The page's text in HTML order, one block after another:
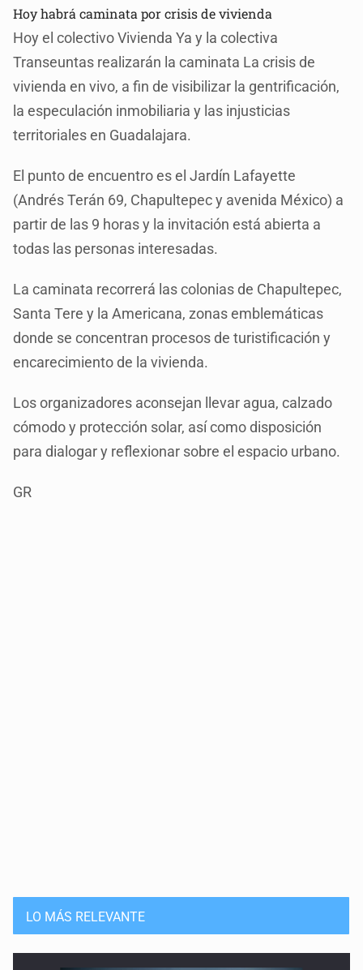
Hoy habrá caminata por crisis de vivienda
Hoy el colectivo Vivienda Ya y la colectiva
Transeuntas realizarán la caminata La crisis de
vivienda en vivo, a fin de visibilizar la gentrificación,
la especulación inmobiliaria y las injusticias
territoriales en Guadalajara.
El punto de encuentro es el Jardín Lafayette
(Andrés Terán 69, Chapultepec y avenida México) a
partir de las 9 horas y la invitación está abierta a
todas las personas interesadas.
La caminata recorrerá las colonias de Chapultepec,
Santa Tere y la Americana, zonas emblemáticas
donde se concentran procesos de turistificación y
encarecimiento de la vivienda.
Los organizadores aconsejan llevar agua, calzado
cómodo y protección solar, así como disposición
para dialogar y reflexionar sobre el espacio urbano.
GR
LO MÁS RELEVANTE